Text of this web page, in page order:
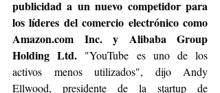
publicidad a un nuevo competidor para
los líderes del comercio electrónico como
Amazon.com Inc. y Alibaba Group
Holding Ltd. "YouTube es uno de los
activos menos utilizados", dijo Andy
Ellwood, presidente de la startup de